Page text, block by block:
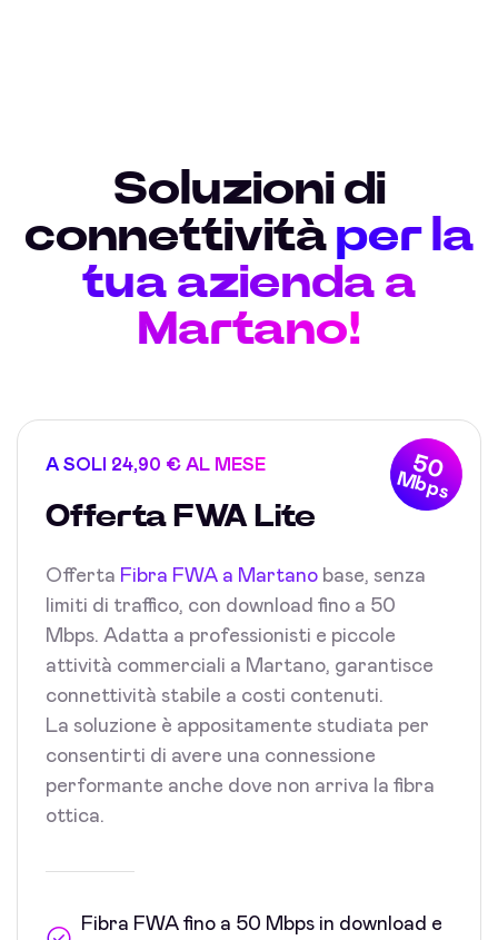
Soluzioni di
connettività per la
tua azienda a
Martano!
50
Mbps
A SOLI 24,90 € AL MESE
Offerta FWA Lite
Offerta Fibra FWA a Martano base, senza
limiti di traffico, con download fino a 50
Mbps. Adatta a professionisti e piccole
attività commerciali a Martano, garantisce
connettività stabile a costi contenuti.
La soluzione è appositamente studiata per
consentirti di avere una connessione
performante anche dove non arriva la fibra
ottica.
Fibra FWA fino a 50 Mbps in download e